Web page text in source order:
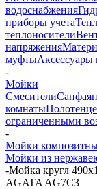
водоснабжения
приборы учета
теплоносители
напряжения
муфты
-
Мойки
Смесители
комнаты
ограниченными
-
Мойки
Мойки из
-Мойка кругл
AGATA AG7C3